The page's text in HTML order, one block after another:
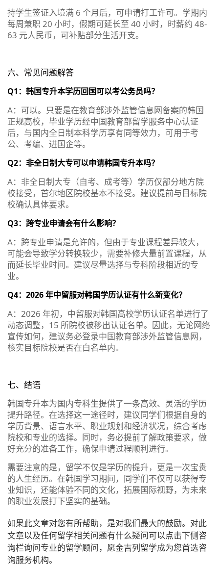
持学生签证入境满 6 个月后，可申请打工许可。学期内
每周兼职 20 小时，假期可延长至 40 小时，时薪约 48-
63 元人民币，可补贴部分生活开支。
六、常见问题解答
Q1：韩国专升本学历回国可以考公务员吗？
A：可以。只要是在教育部涉外监管信息网备案的韩国
正规高校，毕业学历经中国教育部留学服务中心认证
后，与国内全日制本科学历享有同等效力，可用于考
公、考编、进国企等。
Q2：非全日制大专可以申请韩国专升本吗？
A：非全日制大专（自考、成考等）学历仅部分地方院
校接受，首尔地区院校基本不接受。建议提前与目标院
校确认具体要求。
Q3：跨专业申请会有什么影响？
A：跨专业申请是允许的，但由于专业课程差异较大，
可能会导致学分转换较少，需要补修大量前置课程，从
而延长毕业时间。建议尽量选择与专科阶段相近的专
业。
Q4：2026 年中留服对韩国学历认证有什么新变化？
A：2026 年初，中留服对韩国高校学历认证名单进行了
动态调整，15 所院校被移出认证名单。因此，无论网络
宣传如何，建议务必登录中国教育部涉外监管信息网，
核实目标院校是否在白名单内。
七、结语
韩国专升本为国内专科生提供了一条高效、灵活的学历
提升路径。在选择这一途径时，建议同学们根据自身的
学历背景、语言水平、职业规划和经济状况，综合考虑
院校和专业的选择。同时，务必提前了解政策要求，做
好充分的准备工作，确保申请过程顺利进行。
需要注意的是，留学不仅是学历的提升，更是一次宝贵
的人生经历。在韩国学习期间，同学们不仅可以获得专
业知识，还能体验不同的文化，拓展国际视野，为未来
的职业发展打下坚实的基础。
如果此文章对您有所帮助，是对我们最大的鼓励。对此
文章以及任何留学相关问题有什么疑问可以点击下侧咨
询栏询问专业的留学顾问，愿金吉列留学成为您首选咨
询服务机构。